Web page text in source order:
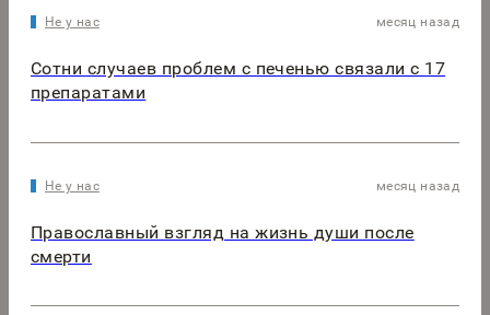
Не у нас месяц назад
Сотни случаев проблем с печенью связали с 17
препаратами
Не у нас месяц назад
Православный взгляд на жизнь души после
смерти